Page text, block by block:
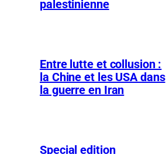
palestinienne
Entre lutte et collusion :
la Chine et les USA dans
la guerre en Iran
Special edition